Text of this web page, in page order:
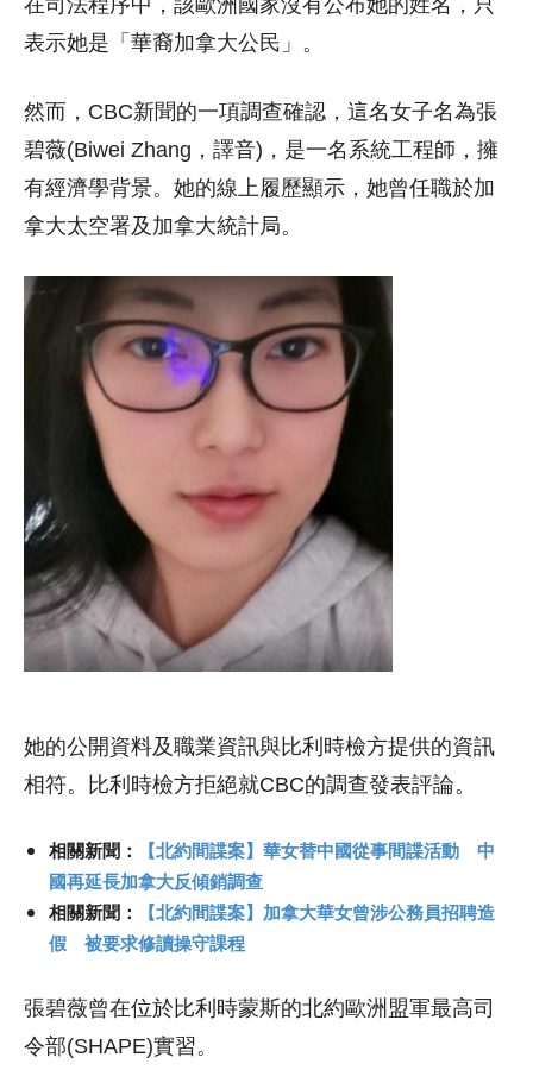
表示她是「華裔加拿大公民」。
然而，CBC新聞的一項調查確認，這名女子名為張
碧薇(Biwei Zhang，譯音)，是一名系統工程師，擁
有經濟學背景。她的線上履歷顯示，她曾任職於加
拿大太空署及加拿大統計局。
她的公開資料及職業資訊與比利時檢方提供的資訊
相符。比利時檢方拒絕就CBC的調查發表評論。
相關新聞： 【北約間諜案】華女替中國從事間諜活動 中
國再延長加拿大反傾銷調查
相關新聞： 【北約間諜案】加拿大華女曾涉公務員招聘造
假 被要求修讀操守課程
張碧薇曾在位於比利時蒙斯的北約歐洲盟軍最高司
令部(SHAPE)實習。